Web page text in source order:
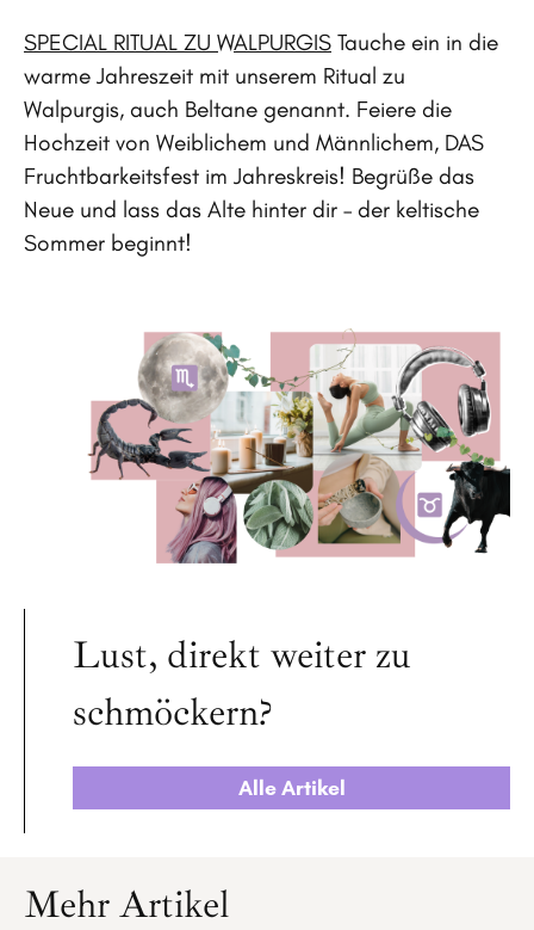
SPECIAL RITUAL ZU WALPURGIS Tauche ein in die
warme Jahreszeit mit unserem Ritual zu
Walpurgis, auch Beltane genannt. Feiere die
Hochzeit von Weiblichem und Männlichem, DAS
Fruchtbarkeitsfest im Jahreskreis! Begrüße das
Neue und lass das Alte hinter dir – der keltische
Sommer beginnt!
Lust, direkt weiter zu
schmöckern?
Alle Artikel
Mehr Artikel